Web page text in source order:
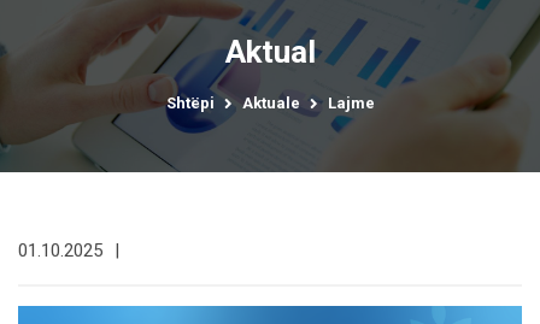
Aktual
Shtëpi Aktuale Lajme
01.10.2025 |